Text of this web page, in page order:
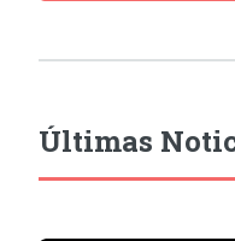
Últimas